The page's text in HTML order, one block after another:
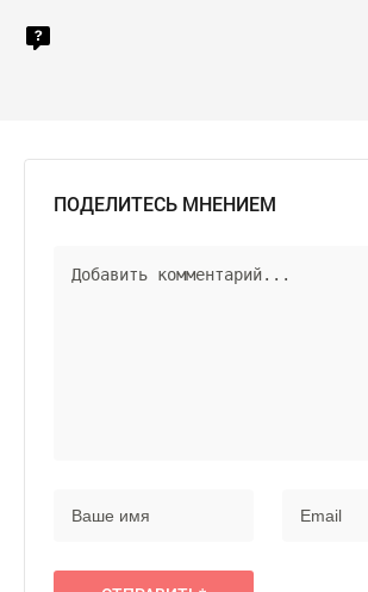
ПОДЕЛИТЕСЬ МНЕНИЕМ